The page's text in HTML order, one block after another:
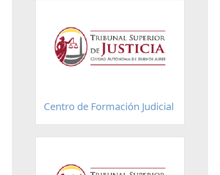
Centro de Formación Judicial